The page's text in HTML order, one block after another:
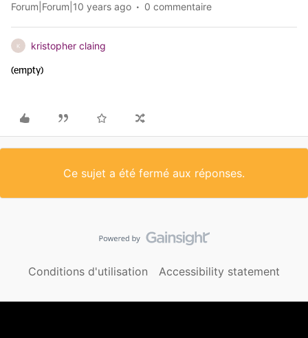
Forum|Forum|10 years ago 0 commentaire
K kristopher claing
(empty)
Ce sujet a été fermé aux réponses.
Conditions d'utilisation Accessibility statement